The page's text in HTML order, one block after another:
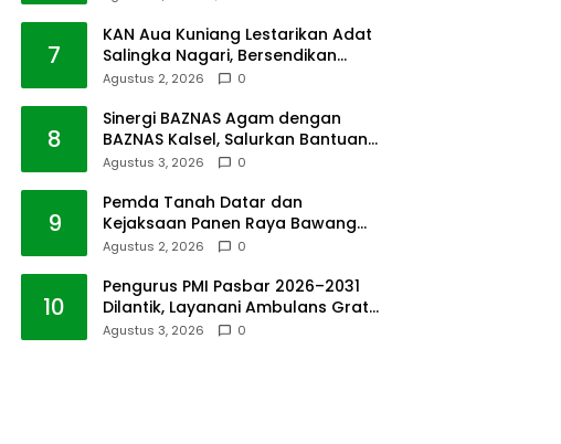
7
KAN Aua Kuniang Lestarikan Adat
Salingka Nagari, Bersendikan
Kitabullah
Agustus 2, 2026 0
8
Sinergi BAZNAS Agam dengan
BAZNAS Kalsel, Salurkan Bantuan
Bencana Alam
Agustus 3, 2026 0
9
Pemda Tanah Datar dan
Kejaksaan Panen Raya Bawang
Merah di Sawah Tangah
Agustus 2, 2026 0
10
Pengurus PMI Pasbar 2026–2031
Dilantik, Layanani Ambulans Gratis
ke Padang
Agustus 3, 2026 0